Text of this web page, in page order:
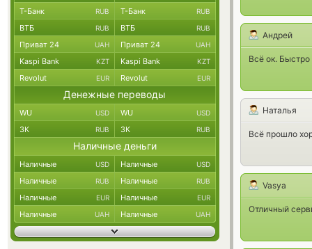
Андрей
Всё ок.
Наталья
Всё прошло
Vasya
Отличный
Т-Банк RUB Т-Банк RUB
ВТБ RUB ВТБ RUB
Приват 24 UAH Приват 24 UAH
Kaspi Bank KZT Kaspi Bank KZT
Revolut EUR Revolut EUR
Денежные переводы
WU USD WU USD
ЗК RUB ЗК RUB
Наличные деньги
Наличные USD Наличные USD
Наличные RUB Наличные RUB
Наличные EUR Наличные EUR
Наличные UAH Наличные UAH